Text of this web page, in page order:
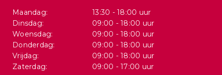
Maandag:
13:30 - 18:00 uur
Dinsdag:
09:00 - 18:00 uur
Woensdag:
09:00 - 18:00 uur
Donderdag:
09:00 - 18:00 uur
Vrijdag:
09:00 - 18:00 uur
Zaterdag:
09:00 - 17:00 uur